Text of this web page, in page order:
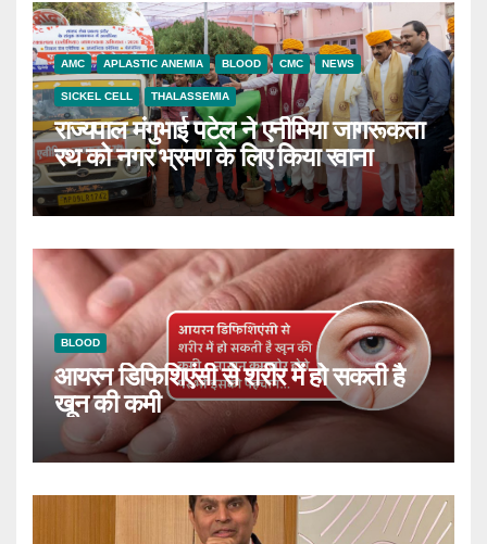
AMC APLASTIC ANEMIA BLOOD CMC NEWS
SICKEL CELL THALASSEMIA
राज्यपाल मंगुभाई पटेल ने एनीमिया जागरूकता
रथ को नगर भ्रमण के लिए किया रवाना
BLOOD
आयरन डिफिशिएंसी से शरीर में हो सकती है
खून की कमी